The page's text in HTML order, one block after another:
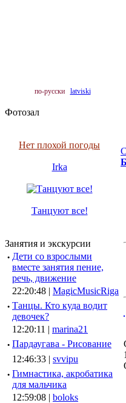
по-русски latviski
Фотозал
Нет плохой погоды
Irka
Танцуют все!
Занятия и экскурсии
· Дети со взрослыми
вместе занятия пение,
речь, движение
22:20:48 | MagicMusicRiga
· Танцы. Кто куда водит
девочек?
12:20:11 | marina21
· Пардаугава - Рисование
12:46:33 | svvipu
· Гимнастика, акробатика
для мальчика
12:59:08 | boloks